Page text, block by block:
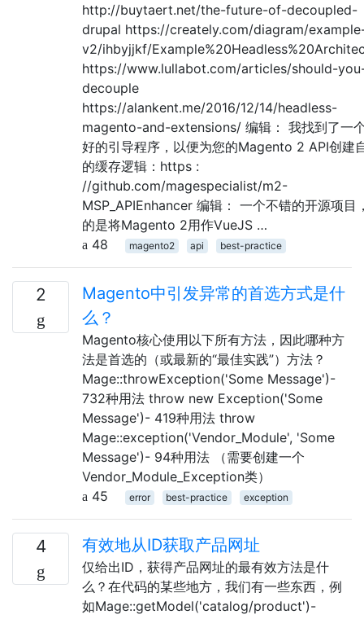
http://buytaert.net/the-future-of-decoupled-
drupal https://creately.com/diagram/
v2/ihbyjjkf/
https://www.lullabot.com/articles/should-
decouple
https://alankent.me/2016/12/14/headless-
magento-and-extensions/ 编辑： 我找到了一
好的引导程序，以便为您的Magento 2 API创建
的缓存逻辑：https :
//github.com/magespecialist/m2-
MSP_APIEnhancer 编辑： 一个不错的开源项目
的是将Magento 2用作VueJS …
48
magento2 api best-practice
2
Magento中引发异常的首选方式是什
么？
Magento核心使用以下所有方法，因此哪种方
法是首选的（或最新的“最佳实践”）方法？
Mage::throwException('Some Message')-
732种用法 throw new Exception('Some
Message')- 419种用法 throw
Mage::exception('Vendor_Module', 'Some
Message')- 94种用法 （需要创建一个
Vendor_Module_Exception类）
45
error best-practice exception
4 有效地从ID获取产品网址
仅给出ID，获得产品网址的最有效方法是什
么？在代码的某些地方，我们有一些东西，例
如Mage::getModel('catalog/product')-